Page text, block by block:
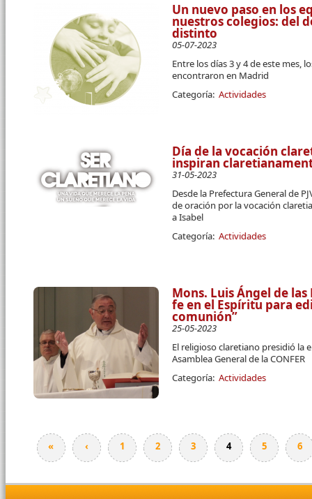
Un nuevo paso en los
nuestros colegios: del
distinto
05-07-2023
Entre los días 3 y 4 de este mes,
encontraron en Madrid
Categoría: Actividades
Día de la vocación
inspiran
31-05-2023
Desde la Prefectura General de
de oración por la vocación
a Isabel
Categoría: Actividades
Mons. Luis Ángel de
fe en el Espíritu para
comunión”
25-05-2023
El religioso claretiano presidió la
Asamblea General de la CONFER
Categoría: Actividades
Páginas
« ‹ 1 2 3 4 5 6